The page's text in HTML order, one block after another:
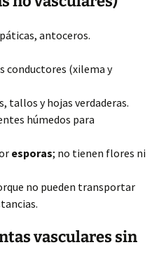
antoceros.
conductores (xilema y
tallos y hojas verdaderas.
húmedos para
esporas; no tienen flores ni
no pueden transportar
vasculares sin